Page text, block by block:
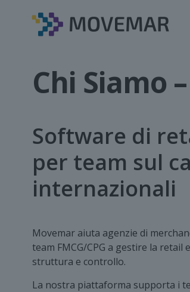
Chi Siamo
Software di
per team sul
internazionali
Movemar aiuta agenzie di
team FMCG/CPG a gestire la
struttura e controllo.
La nostra piattaforma supporta i